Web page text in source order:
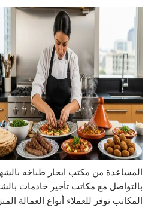
المساعدة من مكتب ايجار طباخه
بالتواصل مع مكاتب تأجير خادمات
المكاتب توفر للعملاء أنواع العمالة